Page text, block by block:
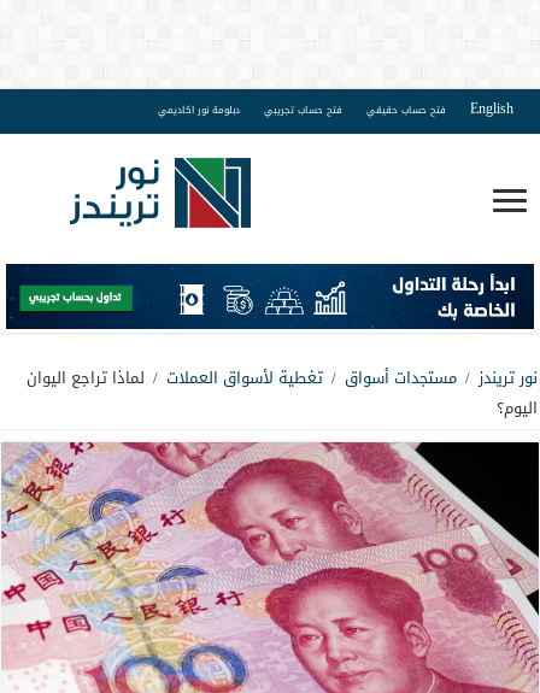
English فتح حساب حقيقي فتح حساب تجريبي دبلومة نور اكاديمي
نور تريندز / مستجدات أسواق / تغطية لأسواق العملات / لماذا تراجع اليوان
اليوم؟